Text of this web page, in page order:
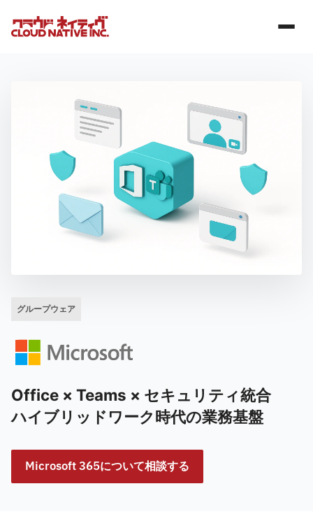
グループウェア
Office × Teams × セキュリティ統合
ハイブリッドワーク時代の業務基盤
Microsoft 365について相談する